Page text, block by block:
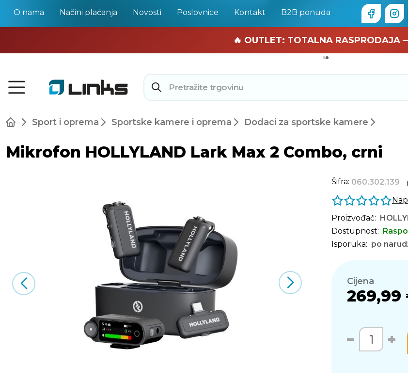
O nama Načini plaćanja Novosti Poslovnice Kontakt B2B ponuda
🏄 Zaslužuješ odmor —❯
🔥 OUTLET: TOTALNA RASPRODAJA
Sport i oprema Sportske kamere i oprema Dodaci za sportske kamere
Mikrofon HOLLYLAND Lark Max 2 Combo, crni
Šifra: 060.302.139
Proizvođač:
Dostupnost:
Isporuka: po
Cijena
269,99